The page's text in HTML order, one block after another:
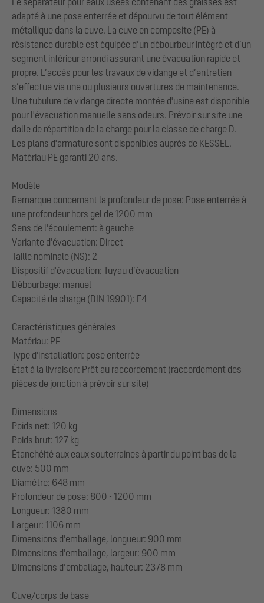
adapté à une pose enterrée et dépourvu de tout élément
métallique dans la cuve. La cuve en composite (PE) à
résistance durable est équipée d’un débourbeur intégré et d’un
segment inférieur arrondi assurant une évacuation rapide et
propre. L’accès pour les travaux de vidange et d’entretien
s’effectue via une ou plusieurs ouvertures de maintenance.
Une tubulure de vidange directe montée d'usine est disponible
pour l'évacuation manuelle sans odeurs. Prévoir sur site une
dalle de répartition de la charge pour la classe de charge D.
Les plans d'armature sont disponibles auprès de KESSEL.
Matériau PE garanti 20 ans.
Modèle
Remarque concernant la profondeur de pose: Pose enterrée à
une profondeur hors gel de 1200 mm
Sens de l'écoulement: à gauche
Variante d'évacuation: Direct
Taille nominale (NS): 2
Dispositif d'évacuation: Tuyau d’évacuation
Débourbage: manuel
Capacité de charge (DIN 19901): E4
Caractéristiques générales
Matériau: PE
Type d'installation: pose enterrée
État à la livraison: Prêt au raccordement (raccordement des
pièces de jonction à prévoir sur site)
Dimensions
Poids net: 120 kg
Poids brut: 127 kg
Étanchéité aux eaux souterraines à partir du point bas de la
cuve: 500 mm
Diamètre: 648 mm
Profondeur de pose: 800 - 1200 mm
Longueur: 1380 mm
Largeur: 1106 mm
Dimensions d'emballage, longueur: 900 mm
Dimensions d'emballage, largeur: 900 mm
Dimensions d’emballage, hauteur: 2378 mm
Cuve/corps de base